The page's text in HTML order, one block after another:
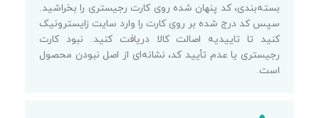
بسته‌بندی، کد پنهان شده روی کارت رجیستری را بخراشید.
سپس کد درج شده بر روی کارت را وارد سایت زایسترونیک
کنید تا تاییدیه اصالت کالا دریافت کنید. نبود کارت
رجیستری یا عدم تأیید کد، نشانه‌ای از اصل نبودن محصول
است.